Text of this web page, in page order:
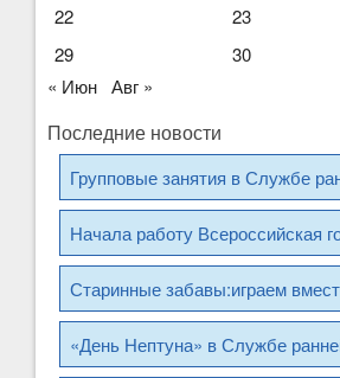
22
23
29
30
« Июн Авг »
Последние новости
Групповые занятия в Службе
Начала работу Всероссийская
Старинные забавы:играем
«День Нептуна» в Службе